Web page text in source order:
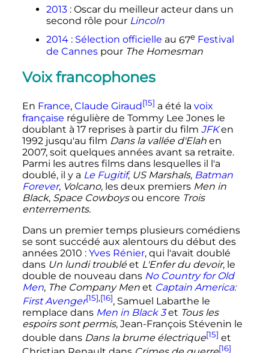
2013 : Oscar du meilleur acteur dans un
second rôle pour Lincoln
2014 : Sélection officielle au 67e Festival
de Cannespour The Homesman
Voix francophones
En France, Claude Giraud[15] a été la voix
française régulière de Tommy Lee Jones le
doublant à 17 reprises à partir du film JFKen
1992 jusqu'au film Dans la vallée d'Elahen
2007, soit quelques années avant sa retraite.
Parmi les autres films dans lesquelles il l'a
doublé, il y a Le Fugitif, US Marshals, Batman
Forever, Volcano, les deux premiers Men in
Black, Space Cowboysou encore Trois
enterrements.
Dans un premier temps plusieurs comédiens
se sont succédé aux alentours du début des
années 2010 : Yves Rénier, qui l'avait doublé
dans Un lundi troubléet L'Enfer du devoir, le
double de nouveau dans No Country for Old
Men, The Company Menet Captain America:
First Avenger[15],[16], Samuel Labarthe le
remplace dans Men in Black 3et Tous les
espoirs sont permis, Jean-François Stévenin le
double dans Dans la brume électrique[15] et
[16]